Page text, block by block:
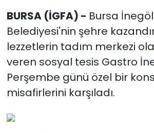
BURSA (İGFA) - Bursa İnegöl
Belediyesi'nin şehre
lezzetlerin tadım merkezi
veren sosyal tesis Gastro
Perşembe günü özel bir
misafirlerini karşıladı.